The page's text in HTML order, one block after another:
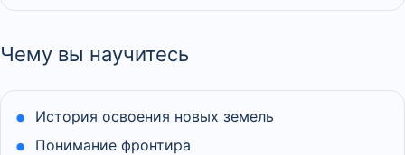
Чему вы научитесь
История освоения новых земель
Понимание фронтира